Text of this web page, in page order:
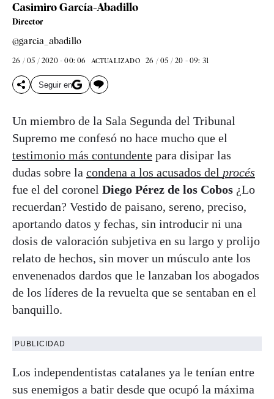
Casimiro García-Abadillo
Director
@garcia_abadillo
26 / 05 / 2020 - 00: 06 ACTUALIZADO 26 / 05 / 20 - 09: 31
Seguir en
Un miembro de la Sala Segunda del Tribunal
Supremo me confesó no hace mucho que el
testimonio más contundente para disipar las
dudas sobre la condena a los acusados del procés
fue el del coronel Diego Pérez de los Cobos ¿Lo
recuerdan? Vestido de paisano, sereno, preciso,
aportando datos y fechas, sin introducir ni una
dosis de valoración subjetiva en su largo y prolijo
relato de hechos, sin mover un músculo ante los
envenenados dardos que le lanzaban los abogados
de los líderes de la revuelta que se sentaban en el
banquillo.
PUBLICIDAD
Los independentistas catalanes ya le tenían entre
sus enemigos a batir desde que ocupó la máxima